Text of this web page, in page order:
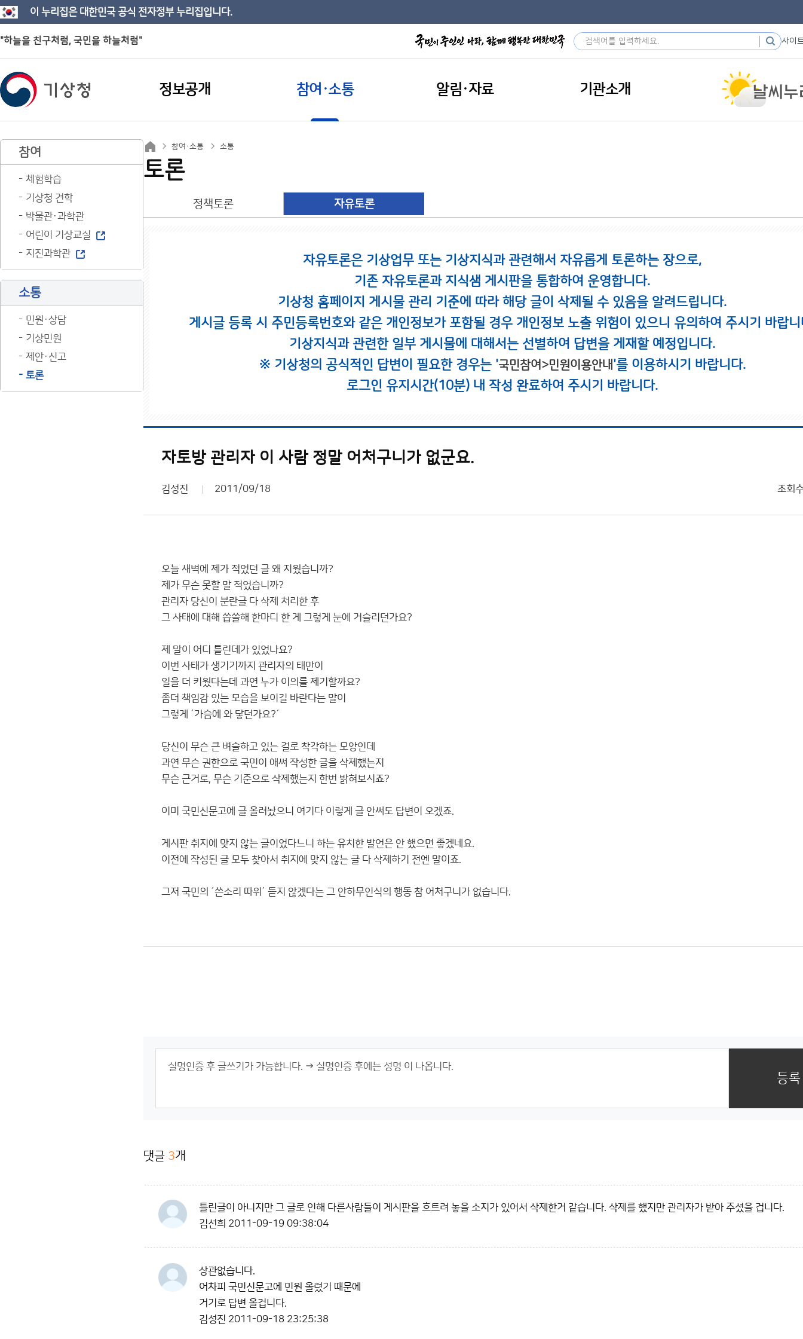
이 누리집은 대한민국 공식 전자정부 누리집입니다.
"하늘을 친구처럼, 국민을 하늘처럼" 사이
정보공개 참여·소통 알림·자료 기관소개
참여
체험학습
기상청 견학
박물관·과학관
어린이 기상교실
지진과학관
소통
민원·상담
기상민원
제안·신고
토론
참여·소통 소통
토론
정책토론 자유토론
자유토론은 기상업무 또는 기상지식과 관련해서 자유롭게 토론하는 장으로,
기존 자유토론과 지식샘 게시판을 통합하여 운영합니다.
기상청 홈페이지 게시물 관리 기준에 따라 해당 글이 삭제될 수 있음을 알려드립니다.
게시글 등록 시 주민등록번호와 같은 개인정보가 포함될 경우 개인정보 노출 위험이 있으니 유의하여 주시기 바랍니
기상지식과 관련한 일부 게시물에 대해서는 선별하여 답변을 게재할 예정입니다.
※ 기상청의 공식적인 답변이 필요한 경우는 '국민참여>민원이용안내'를 이용하시기 바랍니다.
로그인 유지시간(10분) 내 작성 완료하여 주시기 바랍니다.
자토방 관리자 이 사람 정말 어처구니가 없군요.
김성진 2011/09/18 조회
오늘 새벽에 제가 적었던 글 왜 지웠습니까?
제가 무슨 못할 말 적었습니까?
관리자 당신이 분란글 다 삭제 처리한 후
그 사태에 대해 씁쓸해 한마디 한 게 그렇게 눈에 거슬리던가요?
제 말이 어디 틀린데가 있었나요?
이번 사태가 생기기까지 관리자의 태만이
일을 더 키웠다는데 과연 누가 이의를 제기할까요?
좀더 책임감 있는 모습을 보이길 바란다는 말이
그렇게 ´가슴에 와 닿던가요?´
당신이 무슨 큰 벼슬하고 있는 걸로 착각하는 모앙인데
과연 무슨 권한으로 국민이 애써 작성한 글을 삭제했는지
무슨 근거로, 무슨 기준으로 삭제했는지 한번 밝혀보시죠?
이미 국민신문고에 글 올려놨으니 여기다 이렇게 글 안써도 답변이 오겠죠.
게시판 취지에 맞지 않는 글이었다느니 하는 유치한 발언은 안 했으면 좋겠네요.
이전에 작성된 글 모두 찾아서 취지에 맞지 않는 글 다 삭제하기 전엔 말이죠.
그저 국민의 ´쓴소리 따위´ 듣지 않겠다는 그 안하무인식의 행동 참 어처구니가 없습니다.
등록
댓글 3개
틀린글이 아니지만 그 글로 인해 다른사람들이 게시판을 흐트려 놓을 소지가 있어서 삭제한거 같습니다. 삭제를 했지만 관리자가 받아 주셨을 겁니다.
김선희 2011-09-19 09:38:04
상관없습니다.
어차피 국민신문고에 민원 올렸기 때문에
거기로 답변 올겁니다.
김성진 2011-09-18 23:25:38